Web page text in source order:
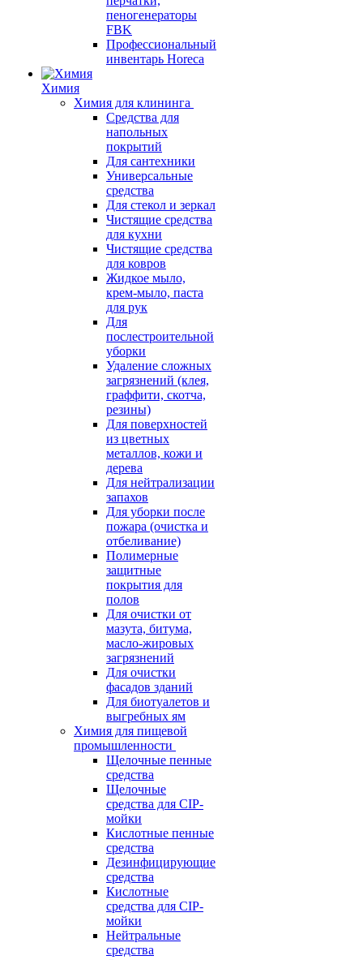
пеногенераторы
FBK
Профессиональный
инвентарь Horeca
Химия
Химия для клининга
Средства для
напольных
покрытий
Для сантехники
Универсальные
средства
Для стекол и зеркал
Чистящие средства
для кухни
Чистящие средства
для ковров
Жидкое мыло,
крем-мыло, паста
для рук
Для
послестроительной
уборки
Удаление сложных
загрязнений (клея,
граффити, скотча,
резины)
Для поверхностей
из цветных
металлов, кожи и
дерева
Для нейтрализации
запахов
Для уборки после
пожара (очистка и
отбеливание)
Полимерные
защитные
покрытия для
полов
Для очистки от
мазута, битума,
масло-жировых
загрязнений
Для очистки
фасадов зданий
Для биотуалетов и
выгребных ям
Химия для пищевой
промышленности
Щелочные пенные
средства
Щелочные
средства для CIP-
мойки
Кислотные пенные
средства
Дезинфицирующие
средства
Кислотные
средства для CIP-
мойки
Нейтральные
средства